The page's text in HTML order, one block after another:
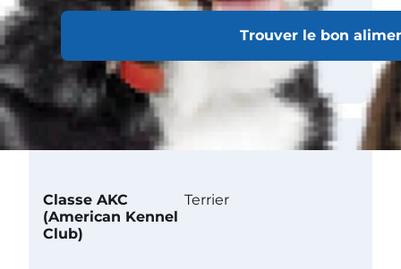
Trouver le bon
creuser
Reconnaissance officielle
Classe AKC
(American Kennel
Club)
Terrier